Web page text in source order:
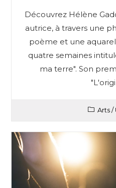
Découvrez Hélène
autrice, à travers une
poème et une
quatre semaines
ma terre". Son
Arts/